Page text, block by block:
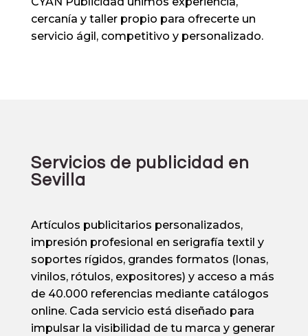
cercanía y taller propio para ofrecerte un
servicio ágil, competitivo y personalizado.
Servicios de publicidad en
Sevilla
Artículos publicitarios personalizados,
impresión profesional en serigrafía textil y
soportes rígidos, grandes formatos (lonas,
vinilos, rótulos, expositores) y acceso a más
de 40.000 referencias mediante catálogos
online. Cada servicio está diseñado para
impulsar la visibilidad de tu marca y generar